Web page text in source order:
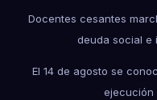
Docentes cesantes
deuda social e
El 14 de agosto se
ejecución